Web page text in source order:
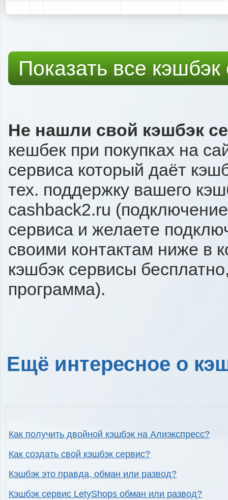
Показать все
Не нашли свой кэшбэк
кешбек при покупках на
сервиса который даёт
тех. поддержку вашего
cashback2.ru
сервиса и желаете
своими контактам ниже в
кэшбэк сервисы
программа).
Ещё интересное о
Как получить двойной кэшбэк на Алиэкспресс?
Как создать свой кэшбэк сервис?
Кэшбэк это правда, обман или развод?
Кэшбэк сервис LetyShops обман или развод?